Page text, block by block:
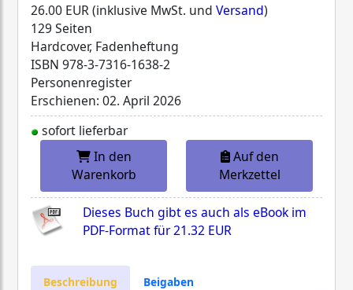
26.00 EUR (inklusive MwSt. und Versand)
129 Seiten
Hardcover, Fadenheftung
ISBN 978-3-7316-1638-2
Personenregister
Erschienen: 02. April 2026
sofort lieferbar
In den
Warenkorb
Auf den
Merkzettel
Dieses Buch gibt es auch als eBook im
PDF-Format für21.32 EUR
Beschreibung
Beigaben